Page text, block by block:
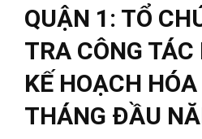
QUẬN 1: TỔ
TRA CÔNG TÁC
KẾ HOẠCH
THÁNG ĐẦU